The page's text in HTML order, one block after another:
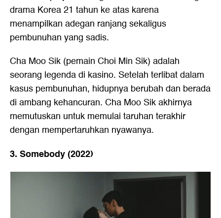
drama Korea 21 tahun ke atas karena
menampilkan adegan ranjang sekaligus
pembunuhan yang sadis.
Cha Moo Sik (pemain Choi Min Sik) adalah
seorang legenda di kasino. Setelah terlibat dalam
kasus pembunuhan, hidupnya berubah dan berada
di ambang kehancuran. Cha Moo Sik akhirnya
memutuskan untuk memulai taruhan terakhir
dengan mempertaruhkan nyawanya.
3. Somebody (2022)